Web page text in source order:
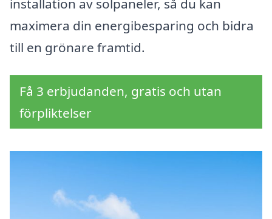
installation av solpaneler, så du kan
maximera din energibesparing och bidra
till en grönare framtid.
Få 3 erbjudanden, gratis och utan
förpliktelser